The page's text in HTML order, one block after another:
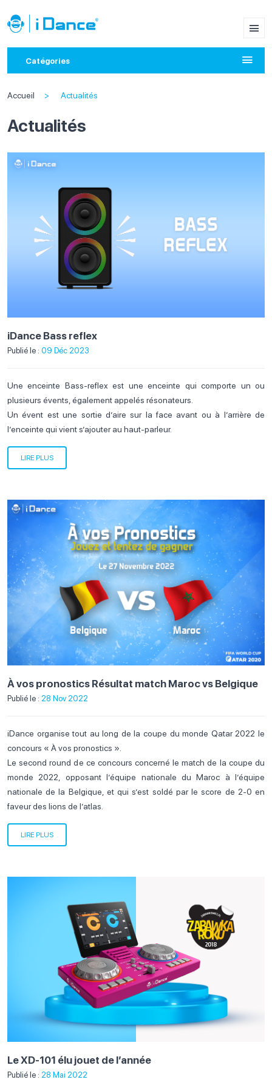
Catégories
Accueil Actualités
Actualités
iDance Bass reflex
Publié le : 09 Déc 2023
Une enceinte Bass-reflex est une enceinte qui comporte un ou
plusieurs évents, également appelés résonateurs.
Un évent est une sortie d’aire sur la face avant ou à l’arrière de
l’enceinte qui vient s’ajouter au haut-parleur.
LIRE PLUS
À vos pronostics Résultat match Maroc vs Belgique
Publié le : 28 Nov 2022
iDance organise tout au long de la coupe du monde Qatar 2022 le
concours « À vos pronostics ».
Le second round de ce concours concerné le match de la coupe du
monde 2022, opposant l’équipe nationale du Maroc à l’équipe
nationale de la Belgique, et qui s’est soldé par le score de 2-0 en
faveur des lions de l’atlas.
LIRE PLUS
Le XD-101 élu jouet de l’année
Publié le : 28 Mai 2022